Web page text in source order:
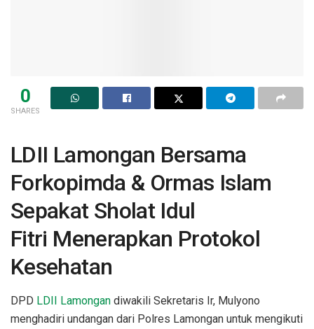
0
SHARES
LDII Lamongan Bersama
Forkopimda & Ormas Islam
Sepakat Sholat Idul
Fitri Menerapkan Protokol
Kesehatan
DPD LDII Lamongan diwakili Sekretaris Ir, Mulyono
menghadiri undangan dari Polres Lamongan untuk mengikuti